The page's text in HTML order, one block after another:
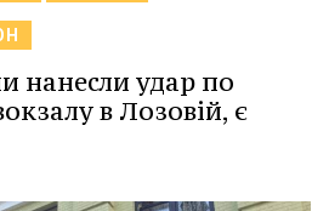
нанесли удар по
в Лозовій, є